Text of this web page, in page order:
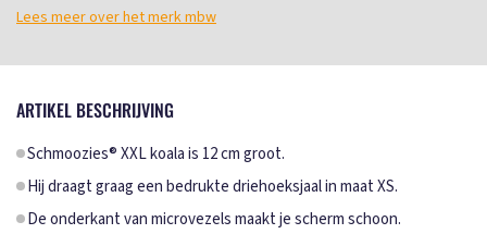
Lees meer over het merk mbw
ARTIKEL BESCHRIJVING
Schmoozies® XXL koala is 12 cm groot.
Hij draagt graag een bedrukte driehoeksjaal in maat XS.
De onderkant van microvezels maakt je scherm schoon.